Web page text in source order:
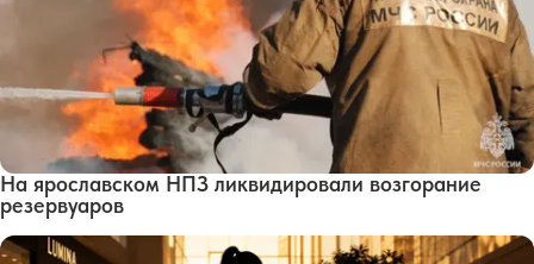
На ярославском НПЗ ликвидировали возгорание
резервуаров